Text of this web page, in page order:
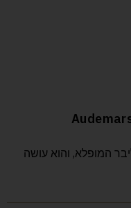
המופלא, והוא עושה